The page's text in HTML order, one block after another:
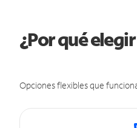
¿Por qué
Opciones flexibles que